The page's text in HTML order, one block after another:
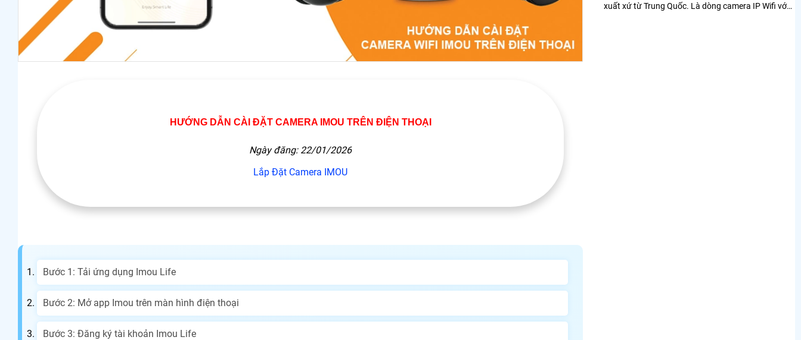
HƯỚNG DẪN CÀI ĐẶT CAMERA IMOU TRÊN ĐIỆN THOẠI
Ngày đăng: 22/01/2026
Lắp Đặt Camera IMOU
Bước 1: Tải ứng dụng Imou Life
Bước 2: Mở app Imou trên màn hình điện thoại
Bước 3: Đăng ký tài khoản Imou Life
xuất xứ từ Trung Quốc. Là dòng camera IP Wifi với